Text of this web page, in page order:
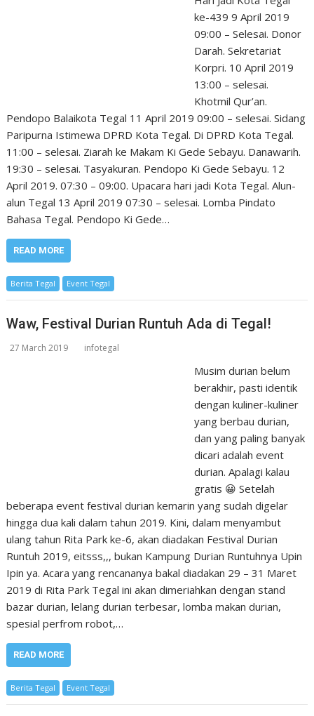
ke-439 9 April 2019
09:00 – Selesai. Donor
Darah. Sekretariat
Korpri. 10 April 2019
13:00 – selesai.
Khotmil Qur’an.
Pendopo Balaikota Tegal 11 April 2019 09:00 – selesai. Sidang
Paripurna Istimewa DPRD Kota Tegal. Di DPRD Kota Tegal.
11:00 – selesai. Ziarah ke Makam Ki Gede Sebayu. Danawarih.
19:30 – selesai. Tasyakuran. Pendopo Ki Gede Sebayu. 12
April 2019. 07:30 – 09:00. Upacara hari jadi Kota Tegal. Alun-
alun Tegal 13 April 2019 07:30 – selesai. Lomba Pindato
Bahasa Tegal. Pendopo Ki Gede…
READ MORE
Berita Tegal Event Tegal
Waw, Festival Durian Runtuh Ada di Tegal!
27 March 2019 infotegal
Musim durian belum
berakhir, pasti identik
dengan kuliner-kuliner
yang berbau durian,
dan yang paling banyak
dicari adalah event
durian. Apalagi kalau
gratis 😀 Setelah
beberapa event festival durian kemarin yang sudah digelar
hingga dua kali dalam tahun 2019. Kini, dalam menyambut
ulang tahun Rita Park ke-6, akan diadakan Festival Durian
Runtuh 2019, eitsss,,, bukan Kampung Durian Runtuhnya Upin
Ipin ya. Acara yang rencananya bakal diadakan 29 – 31 Maret
2019 di Rita Park Tegal ini akan dimeriahkan dengan stand
bazar durian, lelang durian terbesar, lomba makan durian,
spesial perfrom robot,…
READ MORE
Berita Tegal Event Tegal